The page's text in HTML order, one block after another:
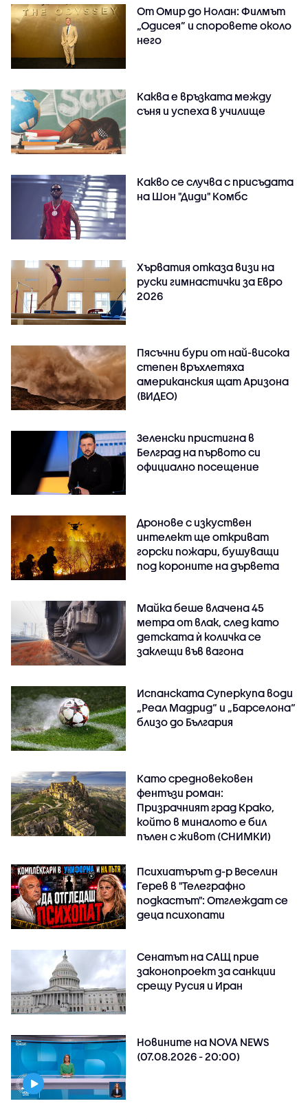
От Омир до Нолан: Филмът
„Одисея” и споровете около
него
Каква е връзката между
съня и успеха в училище
Какво се случва с присъдата
на Шон "Диди" Комбс
Хърватия отказа визи на
руски гимнастички за Евро
2026
Пясъчни бури от най-висока
степен връхлетяха
американския щат Аризона
(ВИДЕО)
Зеленски пристигна в
Белград на първото си
официално посещение
Дронове с изкуствен
интелект ще откриват
горски пожари, бушуващи
под короните на дървета
Майка беше влачена 45
метра от влак, след като
детската ѝ количка се
заклещи във вагона
Испанската Суперкупа води
„Реал Мадрид“ и „Барселона“
близо до България
Като средновековен
фентъзи роман:
Призрачният град Крако,
който в миналото е бил
пълен с живот (СНИМКИ)
Психиатърът д-р Веселин
Герев в "Телеграфно
подкастът": Отглеждат се
деца психопати
Сенатът на САЩ прие
законопроект за санкции
срещу Русия и Иран
Новините на NOVA NEWS
(07.08.2026 - 20:00)